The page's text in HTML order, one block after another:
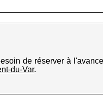
de réserver à
du-Var.